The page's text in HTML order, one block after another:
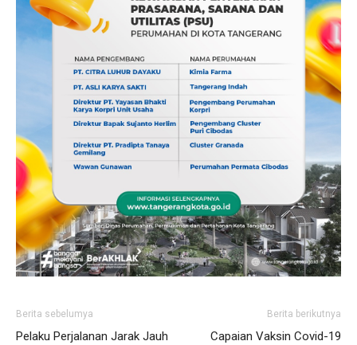
Berita sebelumya
Pelaku Perjalanan Jarak Jauh
Berita berikutnya
Capaian Vaksin Covid-19